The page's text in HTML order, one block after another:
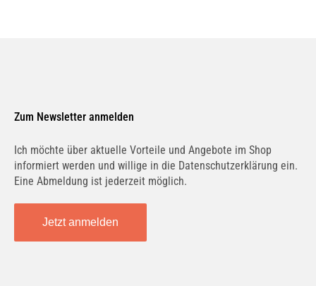
Zum Newsletter anmelden
Ich möchte über aktuelle Vorteile und Angebote im Shop
informiert werden und willige in die Datenschutzerklärung ein.
Eine Abmeldung ist jederzeit möglich.
Jetzt anmelden